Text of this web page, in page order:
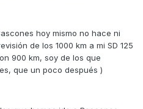
hoy mismo no hace ni
de los 1000 km a mi SD 125
900 km, soy de los que
que un poco después )